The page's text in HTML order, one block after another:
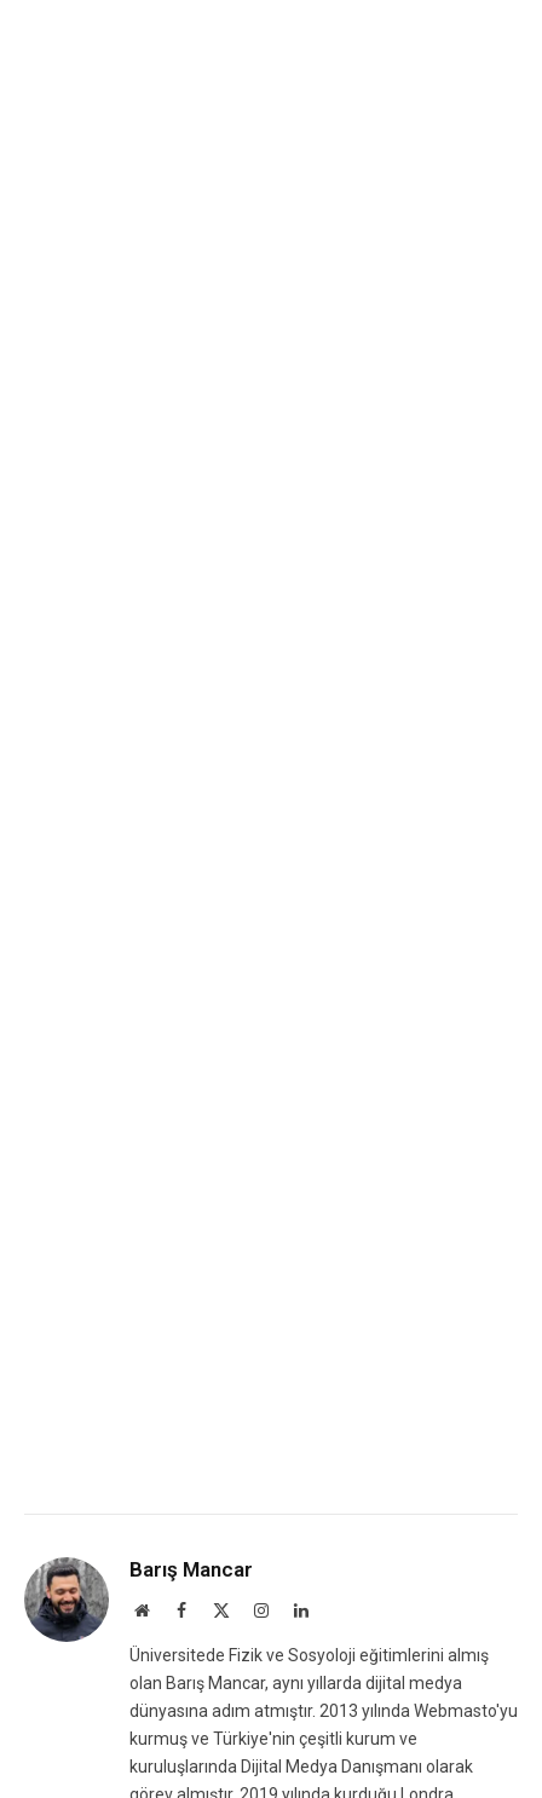
Barış Mancar
WebsiteFacebook InstagramLinkedIn
Üniversitede Fizik ve Sosyoloji eğitimlerini almış
olan Barış Mancar, aynı yıllarda dijital medya
dünyasına adım atmıştır. 2013 yılında Webmasto'yu
kurmuş ve Türkiye'nin çeşitli kurum ve
kuruluşlarında Dijital Medya Danışmanı olarak